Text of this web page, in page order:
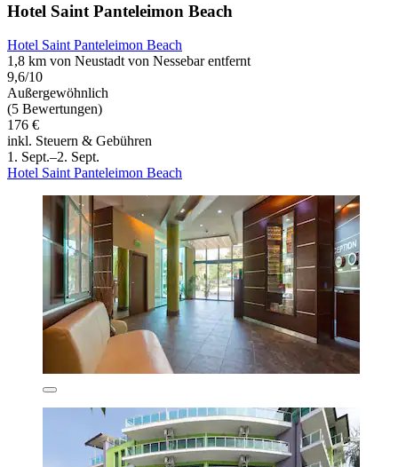
Hotel Saint Panteleimon Beach
Hotel Saint Panteleimon Beach
1,8 km von Neustadt von Nessebar entfernt
9,6/10
Außergewöhnlich
(5 Bewertungen)
176 €
inkl. Steuern & Gebühren
1. Sept.–2. Sept.
Hotel Saint Panteleimon Beach